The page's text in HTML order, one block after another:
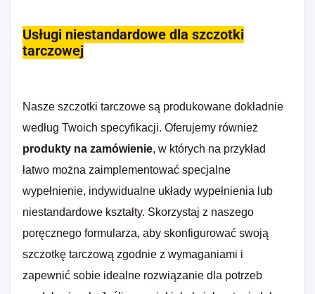
Usługi niestandardowe dla szczotki
tarczowej
Nasze szczotki tarczowe są produkowane dokładnie
według Twoich specyfikacji. Oferujemy również
produkty na zamówienie, w których na przykład
łatwo można zaimplementować specjalne
wypełnienie, indywidualne układy wypełnienia lub
niestandardowe kształty. Skorzystaj z naszego
poręcznego formularza, aby skonfigurować swoją
szczotkę tarczową zgodnie z wymaganiami i
zapewnić sobie idealne rozwiązanie dla potrzeb